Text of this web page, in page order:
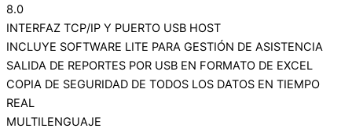
8.0
INTERFAZ TCP/IP Y PUERTO USB HOST
INCLUYE SOFTWARE LITE PARA GESTIÓN DE ASISTENCIA
SALIDA DE REPORTES POR USB EN FORMATO DE EXCEL
COPIA DE SEGURIDAD DE TODOS LOS DATOS EN TIEMPO
REAL
MULTILENGUAJE